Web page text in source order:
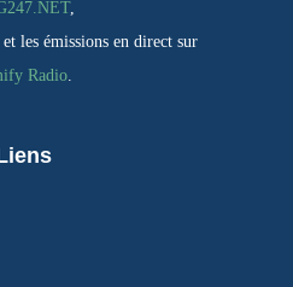
,
les émissions en direct sur
Radio.